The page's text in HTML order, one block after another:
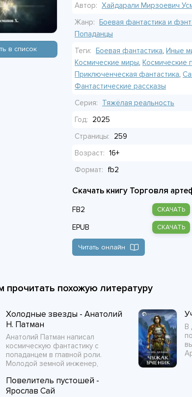
в список
вопрос не в том, вернётся ли он
остаться в живых.
Автор: Хайдарали Мирзоевич
Жанр: Боевая фантастика и
Попаданцы
Теги: Боевая фантастика, Иные
Космические миры, Космические
Приключенческая фантастика,
Фантастические рассказы
Серия:
Тяжёлая реальность
Год:
2025
Страницы:
259
Возраст: 16+
Формат:
fb2
Скачать книгу Торговля
FB2 СКАЧАТЬ
EPUB СКАЧАТЬ
Читать онлайн
прочитать похожую литературу
Холодные звезды - Анатолий
Н. Патман
Анатолий Патман написал
космическую фантастику с
попаданцем в главной роли.
Молодой земной инженер,
В
Повелитель пустошей -
Ярослав Сай